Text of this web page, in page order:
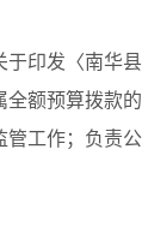
印发〈南华
额预算拨款
工作；负责